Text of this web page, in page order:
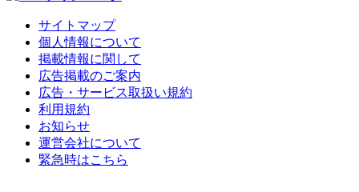
サイトマップ
個人情報について
掲載情報に関して
広告掲載のご案内
広告・サービス取扱い規約
利用規約
お知らせ
運営会社について
緊急時はこちら